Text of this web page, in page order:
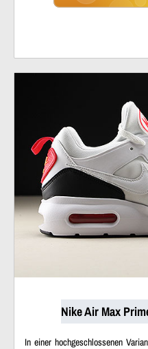
Nike Air Max
In einer hochgeschlossenen